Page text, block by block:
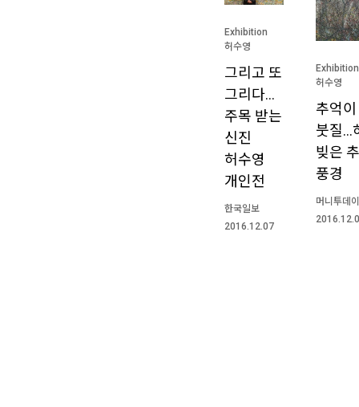
Exhibition
허수영
그리고 또
그리다…
주목 받는
신진
허수영
개인전
한국일보
2016.12.07
Exhibition
허수영
추억
붓질…
빚은
풍경
머니투데이